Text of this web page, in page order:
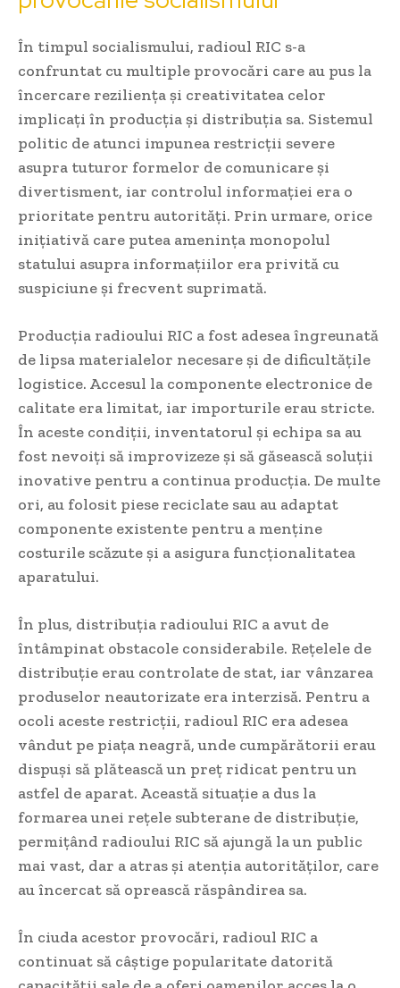
În timpul socialismului, radioul RIC s-a
confruntat cu multiple provocări care au pus la
încercare reziliența și creativitatea celor
implicați în producția și distribuția sa. Sistemul
politic de atunci impunea restricții severe
asupra tuturor formelor de comunicare și
divertisment, iar controlul informației era o
prioritate pentru autorități. Prin urmare, orice
inițiativă care putea amenința monopolul
statului asupra informațiilor era privită cu
suspiciune și frecvent suprimată.
Producția radioului RIC a fost adesea îngreunată
de lipsa materialelor necesare și de dificultățile
logistice. Accesul la componente electronice de
calitate era limitat, iar importurile erau stricte.
În aceste condiții, inventatorul și echipa sa au
fost nevoiți să improvizeze și să găsească soluții
inovative pentru a continua producția. De multe
ori, au folosit piese reciclate sau au adaptat
componente existente pentru a menține
costurile scăzute și a asigura funcționalitatea
aparatului.
În plus, distribuția radioului RIC a avut de
întâmpinat obstacole considerabile. Rețelele de
distribuție erau controlate de stat, iar vânzarea
produselor neautorizate era interzisă. Pentru a
ocoli aceste restricții, radioul RIC era adesea
vândut pe piața neagră, unde cumpărătorii erau
dispuși să plătească un preț ridicat pentru un
astfel de aparat. Această situație a dus la
formarea unei rețele subterane de distribuție,
permițând radioului RIC să ajungă la un public
mai vast, dar a atras și atenția autorităților, care
au încercat să oprească răspândirea sa.
În ciuda acestor provocări, radioul RIC a
continuat să câștige popularitate datorită